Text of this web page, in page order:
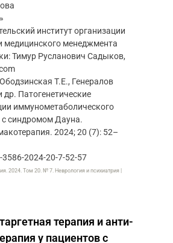
институт организации
медицинского менеджмента
Тимур Русланович Садыков,
Т.Е., Генералов
Патогенетические
иммунометаболического
с синдромом Дауна.
2024; 20 (7): 52–
2024-20-7-52-57
2024. Том 20. № 7. Неврология и психиатрия |
терапия и анти-
у пациентов с